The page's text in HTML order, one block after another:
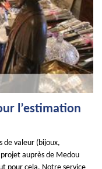
l’estimation
de valeur (bijoux,
auprès de Medou